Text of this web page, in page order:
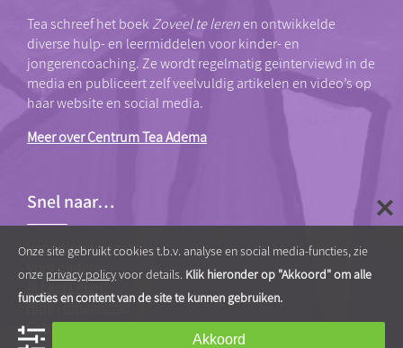
Tea schreef het boek Zoveel te lerenen ontwikkelde
diverse hulp- en leermiddelen voor kinder- en
jongerencoaching. Ze wordt regelmatig geïnterviewd in de
media en publiceert zelf veelvuldig artikelen en video’s op
haar website en social media.
Meer over Centrum Tea Adema
Snel naar…
Voor professionals
Voor ouders
Ik Leer Leren®
Blog|Blogarchief
Contact & route
Onze site gebruikt cookies t.b.v. analyse en social media-functies, zie
onze privacy policyvoor details. Klik hieronder op "Akkoord" om alle
functies en content van de site te kunnen gebruiken.
Akkoord